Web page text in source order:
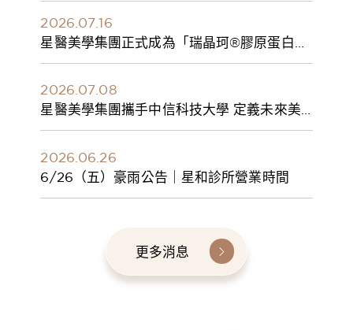
2026.07.16
星醫美學集團正式成為「瑞晶珂®膠原蛋白植
入劑」台灣獨家總代理
2026.07.08
星醫美學集團攜手中信科技大學 定義未來美
學人才新標準 建構健康美學產學共育模式 串
2026.06.26
6/26（五）豪雨公告｜星和診所營業時間
更多消息